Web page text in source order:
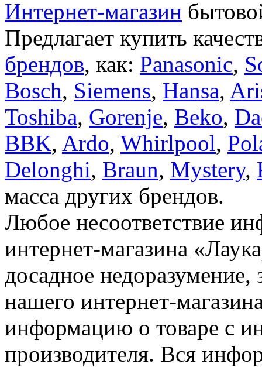
Интернет-магазин
Предлагает купить
брендов, как: Panasonic,
Bosch, Siemens, Hansa,
Toshiba, Gorenje, Beko,
BBK, Ardo, Whirlpool,
Delonghi, Braun, Mystery,
масса других брендов.
Любое несоответствие
интернет-магазина
досадное недоразумение,
нашего интернет-
информацию о товаре с
производителя. Вся